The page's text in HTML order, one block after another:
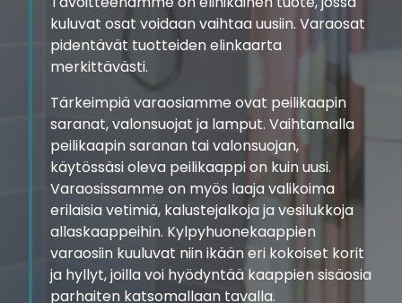
kuluvat osat voidaan vaihtaa uusiin. Varaosat
pidentävät tuotteiden elinkaarta
merkittävästi.
Tärkeimpiä varaosiamme ovat peilikaapin
saranat, valonsuojat ja lamput. Vaihtamalla
peilikaapin saranan tai valonsuojan,
käytössäsi oleva peilikaappi on kuin uusi.
Varaosissamme on myös laaja valikoima
erilaisia vetimiä, kalustejalkoja ja vesilukkoja
allaskaappeihin. Kylpyhuonekaappien
varaosiin kuuluvat niin ikään eri kokoiset korit
ja hyllyt, joilla voi hyödyntää kaappien sisäosia
parhaiten katsomallaan tavalla.